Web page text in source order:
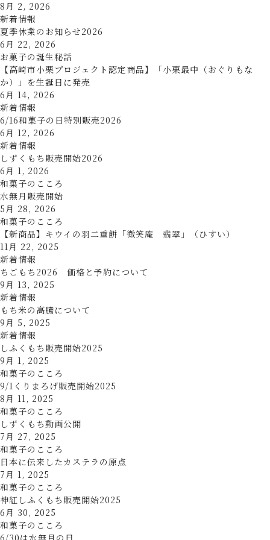
8月 2, 2026
新着情報
夏季休業のお知らせ2026
6月 22, 2026
お菓子の誕生秘話
【高崎市小栗プロジェクト認定商品】「小栗最中（おぐりもな
か）」を生誕日に発売
6月 14, 2026
新着情報
6/16和菓子の日特別販売2026
6月 12, 2026
新着情報
しずくもち販売開始2026
6月 1, 2026
和菓子のこころ
水無月販売開始
5月 28, 2026
和菓子のこころ
【新商品】キウイの羽二重餅「微笑庵 翡翠」（ひすい）
11月 22, 2025
新着情報
ちごもち2026 価格と予約について
9月 13, 2025
新着情報
もち米の高騰について
9月 5, 2025
新着情報
しふくもち販売開始2025
9月 1, 2025
和菓子のこころ
9/1くりまろげ販売開始2025
8月 11, 2025
和菓子のこころ
しずくもち動画公開
7月 27, 2025
和菓子のこころ
日本に伝来したカステラの原点
7月 1, 2025
和菓子のこころ
神紅しふくもち販売開始2025
6月 30, 2025
和菓子のこころ
6/30は水無月の日